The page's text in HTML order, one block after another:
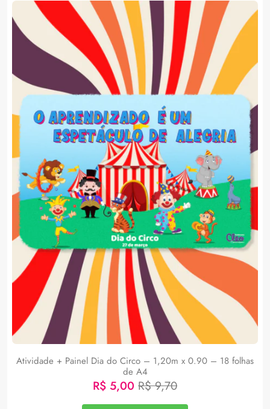
Atividade + Painel Dia do Circo – 1,20m x 0.90 – 18 folhas
de A4
R$ 5,00 R$9,70